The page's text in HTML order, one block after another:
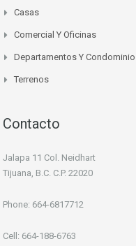
Casas
Comercial Y Oficinas
Departamentos Y
Terrenos
Contacto
Jalapa 11 Col. Neidhart
Tijuana, B.C. C.P. 22020
Phone: 664-6817712
Cell: 664-188-6763